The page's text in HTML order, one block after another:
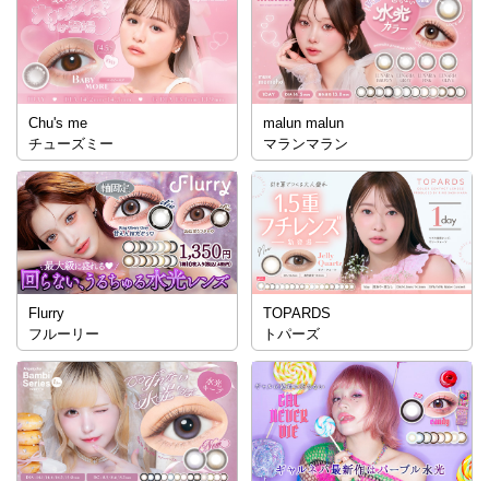
Chu's me
チューズミー
malun malun
マランマラン
Flurry
フルーリー
TOPARDS
トパーズ